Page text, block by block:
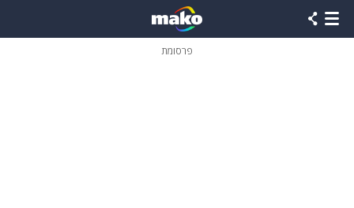
פרסומת